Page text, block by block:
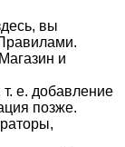
вы
и
е. добавление
позже.